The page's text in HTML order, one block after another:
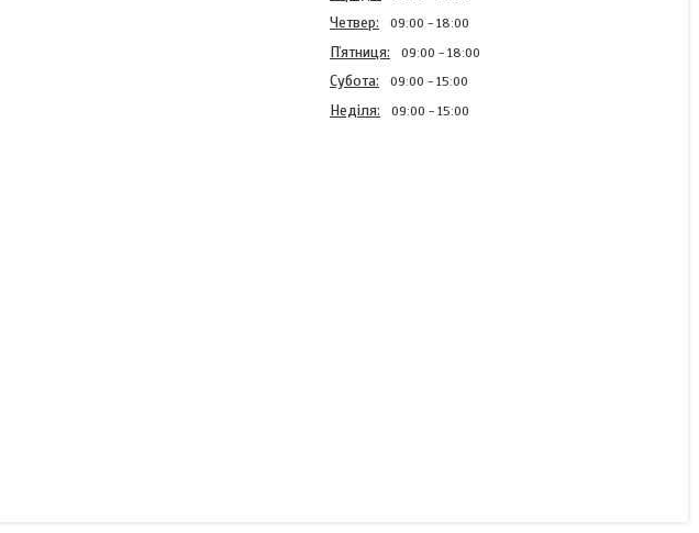
Четвер 09:00 18:00
Пʼятниця 09:00 18:00
Субота 09:00 15:00
Неділя 09:00 15:00